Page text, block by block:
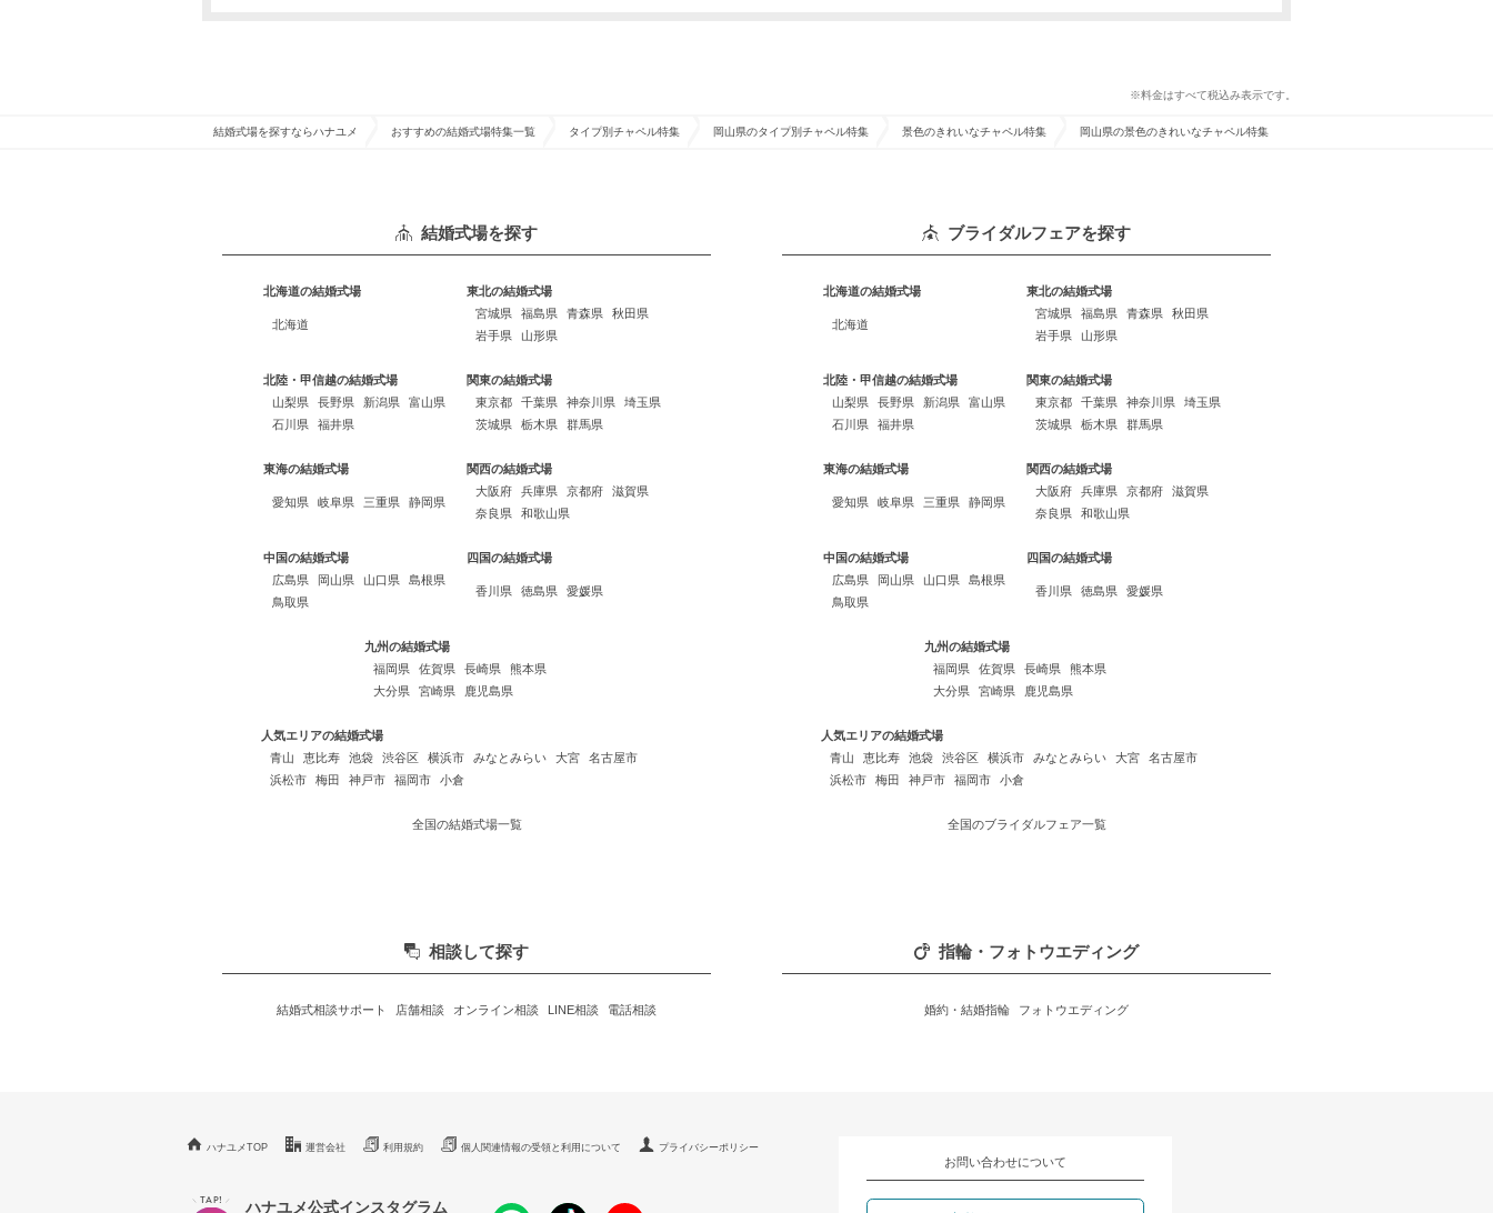
※料金はすべて税込み表示です。
結婚式場を探すならハナユメ おすすめの結婚式場特集一覧 タイプ別チャペル特集 岡山県のタイプ別チャペル特集 景色のきれいなチャペル特集 岡山県の景色のきれいなチャペル特集
結婚式場を探す
北海道の結婚式場
北海道
東北の結婚式場
宮城県
福島県 青森県
秋田県
岩手県
山形県
北陸・甲信越の結婚式場
山梨県
長野県 新潟県
富山県
石川県
福井県
関東の結婚式場
東京都
千葉県 神奈川県
埼玉県
茨城県
栃木県 群馬県
東海の結婚式場
愛知県 岐阜県 三重県 静岡県
関西の結婚式場
大阪府
兵庫県 京都府
滋賀県
奈良県
和歌山県
中国の結婚式場
広島県
岡山県 山口県
島根県
鳥取県
四国の結婚式場
香川県 徳島県 愛媛県
九州の結婚式場
福岡県
佐賀県 長崎県
熊本県
大分県
宮崎県 鹿児島県
人気エリアの結婚式場
青山
恵比寿 池袋 渋谷区 横浜市 みなとみらい 大宮
名古屋市
浜松市
梅田 神戸市 福岡市 小倉
全国の結婚式場一覧
ブライダルフェアを探す
北海道の結婚式場
北海道
東北の結婚式場
宮城県
福島県 青森県
秋田県
岩手県
山形県
北陸・甲信越の結婚式場
山梨県
長野県 新潟県
富山県
石川県
福井県
関東の結婚式場
東京都
千葉県 神奈川県
埼玉県
茨城県
栃木県 群馬県
東海の結婚式場
愛知県 岐阜県 三重県 静岡県
関西の結婚式場
大阪府
兵庫県 京都府
滋賀県
奈良県
和歌山県
中国の結婚式場
広島県
岡山県 山口県
島根県
鳥取県
四国の結婚式場
香川県 徳島県 愛媛県
九州の結婚式場
福岡県
佐賀県 長崎県
熊本県
大分県
宮崎県 鹿児島県
人気エリアの結婚式場
青山
恵比寿 池袋 渋谷区 横浜市 みなとみらい 大宮
名古屋市
浜松市
梅田 神戸市 福岡市 小倉
全国のブライダルフェア一覧
相談して探す
結婚式相談サポート 店舗相談 オンライン相談 LINE相談 電話相談
指輪・フォトウエディング
婚約・結婚指輪 フォトウエディング
ハナユメTOP 運営会社 利用規約 個人関連情報の受領と利用について プライバシーポリシー
＼ TAP! ／ ハナユメ公式インスタグラム
お問い合わせについて